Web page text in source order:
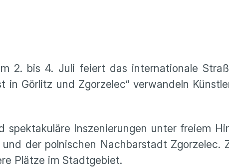
2. bis 4. Juli feiert das internationale
Görlitz und Zgorzelec“ verwandeln
Inszenierungen unter freiem
der polnischen Nachbarstadt Zgorzelec.
Plätze im Stadtgebiet.